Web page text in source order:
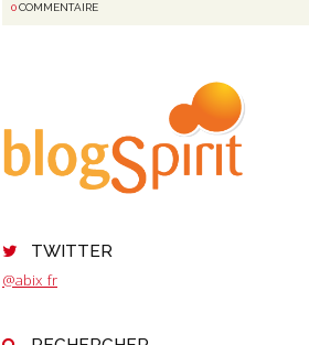
TWITTER
@abix_fr
0COMMENTAIRE